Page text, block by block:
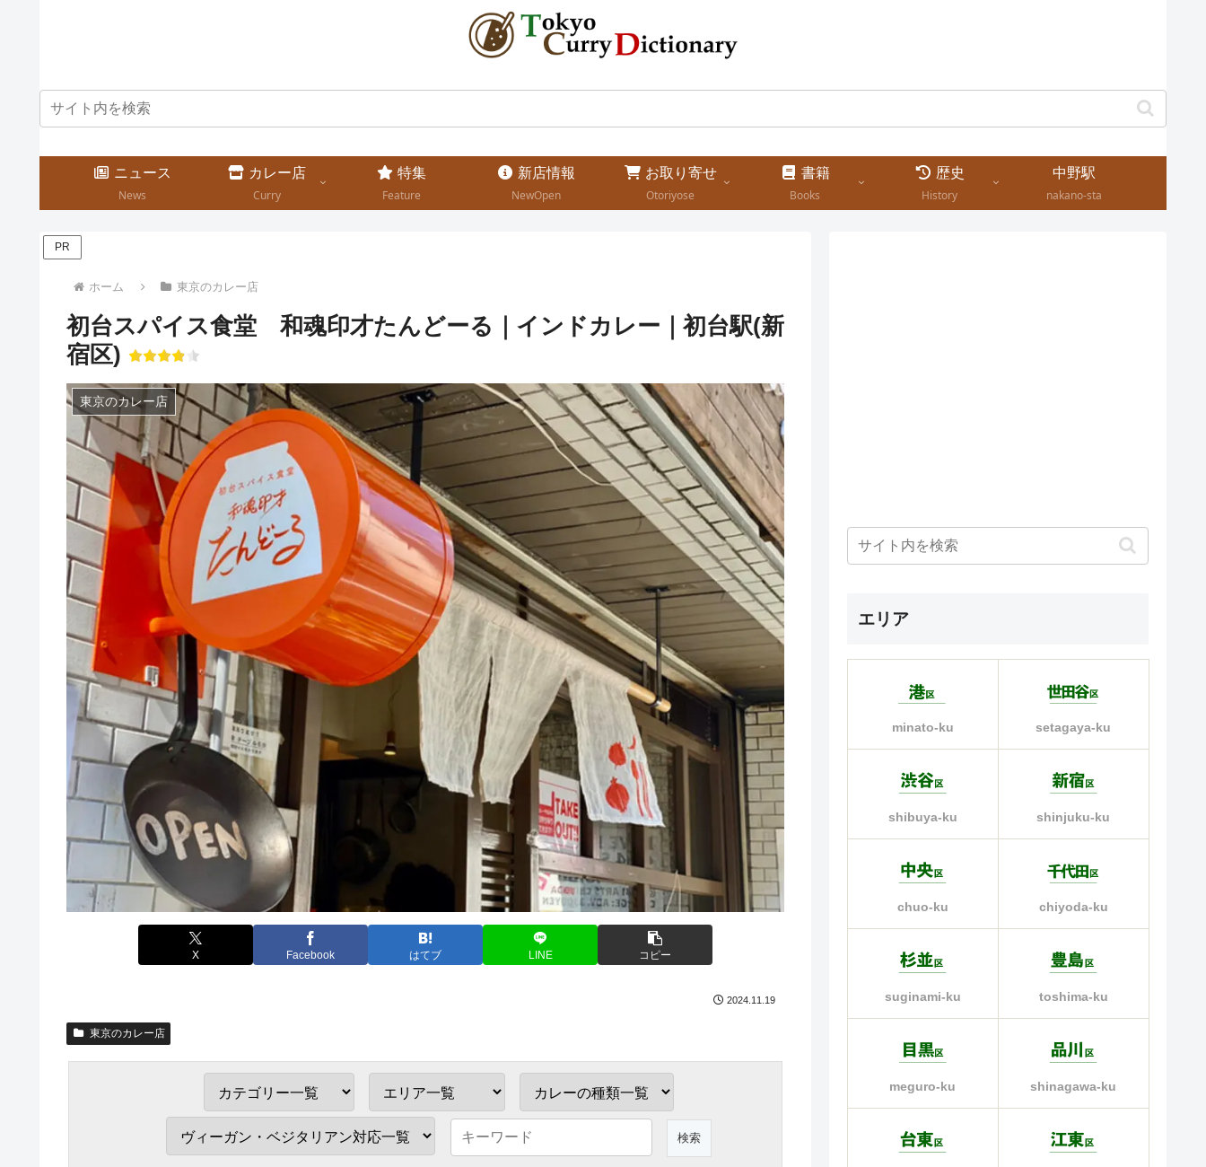
ニュース
News
カレー店
Curry
特集
Feature
新店情報
NewOpen
お取り寄せ
Otoriyose
書籍
Books
歴史
History
中野駅
nakano-sta
PR
ホーム 東京のカレー店
初台スパイス食堂 和魂印才たんどーる｜インドカレー｜初台駅(新
宿区)
東京のカレー店
X Facebook はてブ LINE コピー
2024.11.19
東京のカレー店
エリア
minato-ku setagaya-ku
shibuya-ku shinjuku-ku
chuo-ku chiyoda-ku
suginami-ku toshima-ku
meguro-ku shinagawa-ku